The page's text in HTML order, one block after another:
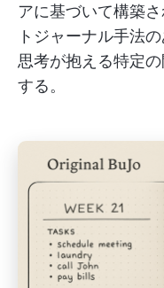
アに基づいて構築
トジャーナル手法
思考が抱える特定
する。